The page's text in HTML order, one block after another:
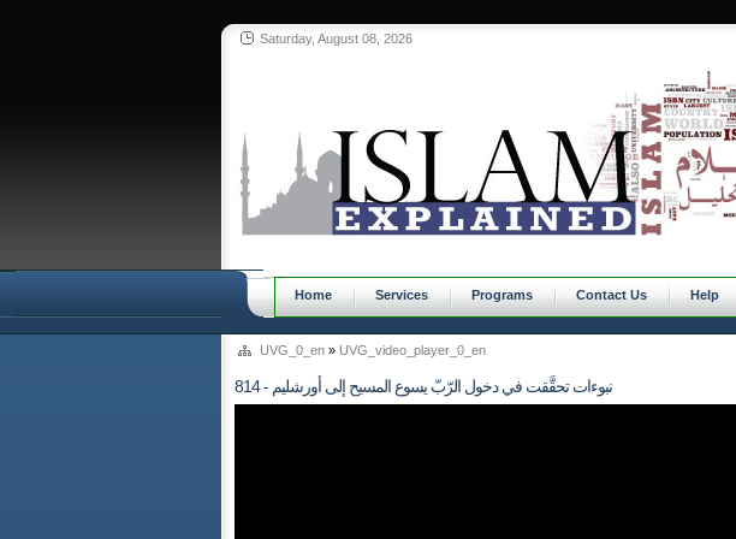
Saturday, August 08, 2026
Home Services Programs Contact Us Help
UVG_0_en » UVG_video_player_0_en
814 - نبوءات تحقَّقت في دخول الرّبّ يسوع المسيح إلى أورشليم